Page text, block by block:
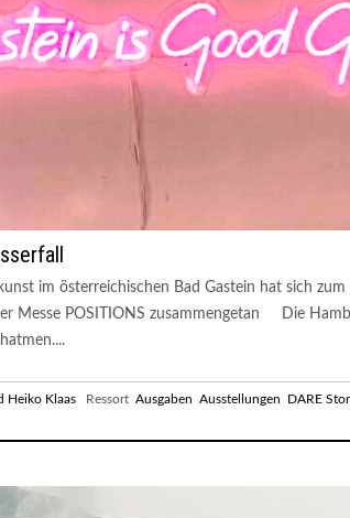
im österreichischen Bad Gastein hat sich
Messe POSITIONS zusammengetan Die
Heiko Klaas Ressort Ausgaben Ausstellungen DARE